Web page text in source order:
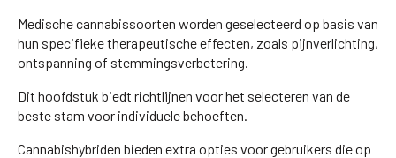
Medische cannabissoorten worden geselecteerd op basis van
hun specifieke therapeutische effecten, zoals pijnverlichting,
ontspanning of stemmingsverbetering.
Dit hoofdstuk biedt richtlijnen voor het selecteren van de
beste stam voor individuele behoeften.
Cannabishybriden bieden extra opties voor gebruikers die op